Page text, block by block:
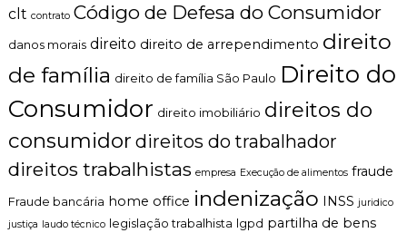
clt contrato Código de Defesa do Consumidor
danos morais direito direito de arrependimento direito
de família direito de família São Paulo Direito do
Consumidor direito imobiliário direitos do
consumidor direitos do trabalhador
direitos trabalhistas empresa Execução de alimentos fraude
Fraude bancária home office indenização INSS juridico
justiça
laudo técnico legislação trabalhista lgpd partilha de bens